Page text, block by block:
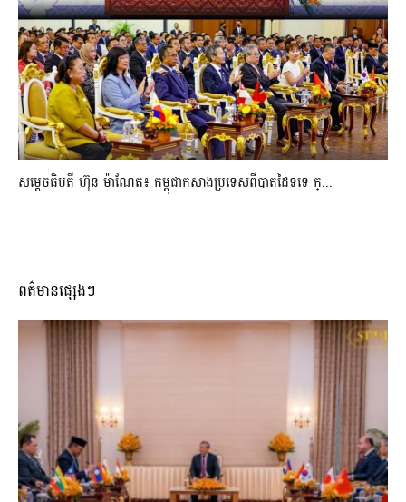
សម្ដេចធិបតី ហ៊ុន ម៉ាណែត៖ កម្ពុជាកសាងប្រទេសពីបាតដៃទទេ ក្...
ពត៌មានផ្សេងៗ